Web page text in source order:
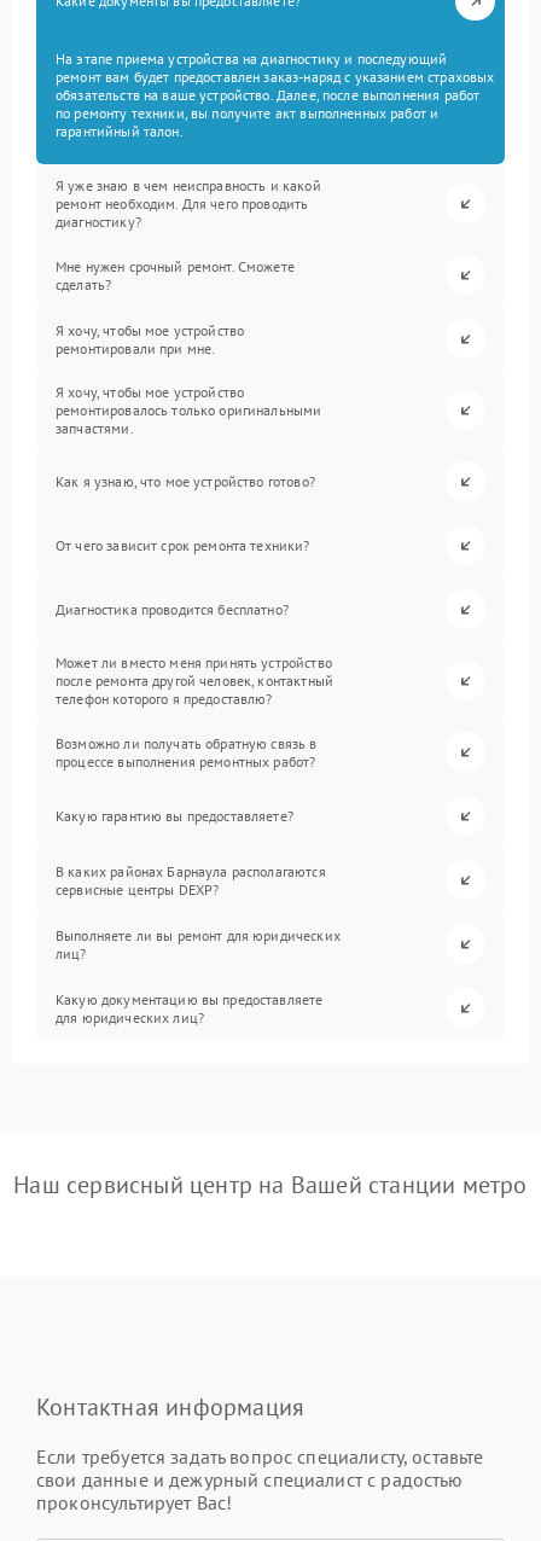
На этапе приема устройства на диагностику и последующий
ремонт вам будет предоставлен заказ-наряд с указанием страховых
обязательств на ваше устройство. Далее, после выполнения работ
по ремонту техники, вы получите акт выполненных работ и
гарантийный талон.
Я уже знаю в чем неисправность и какой
ремонт необходим. Для чего проводить
диагностику?
Мне нужен срочный ремонт. Сможете
сделать?
Я хочу, чтобы мое устройство
ремонтировали при мне.
Я хочу, чтобы мое устройство
ремонтировалось только оригинальными
запчастями.
Как я узнаю, что мое устройство готово?
От чего зависит срок ремонта техники?
Диагностика проводится бесплатно?
Может ли вместо меня принять устройство
после ремонта другой человек, контактный
телефон которого я предоставлю?
Возможно ли получать обратную связь в
процессе выполнения ремонтных работ?
Какую гарантию вы предоставляете?
В каких районах Барнаула располагаются
сервисные центры DEXP?
Выполняете ли вы ремонт для юридических
лиц?
Какую документацию вы предоставляете
для юридических лиц?
Наш сервисный центр на Вашей станции метро
Контактная информация
Если требуется задать вопрос специалисту, оставьте
свои данные и дежурный специалист с радостью
проконсультирует Вас!